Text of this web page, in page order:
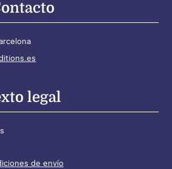
legal
de envío